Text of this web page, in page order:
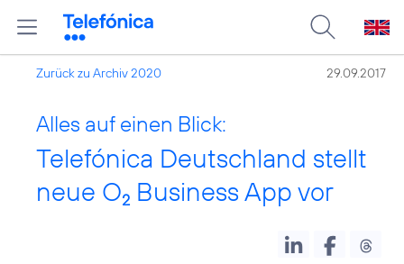
Zurück zu Archiv 2020 29.09.2017
Alles auf einen Blick:
Telefónica Deutschland stellt
neue O2 Business App vor